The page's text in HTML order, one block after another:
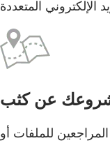
للملفات أو